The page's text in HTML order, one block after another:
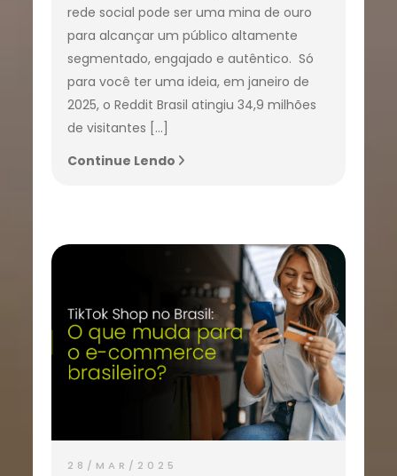
rede social pode ser uma mina de ouro
para alcançar um público altamente
segmentado, engajado e autêntico. Só
para você ter uma ideia, em janeiro de
2025, o Reddit Brasil atingiu 34,9 milhões
de visitantes […]
Continue Lendo
28/MAR/2025